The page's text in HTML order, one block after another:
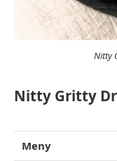
Nitty
Nitty Gritty
Meny